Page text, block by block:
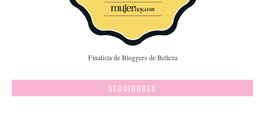
Finalista de Bloggers de Belleza
SEGUIDORES